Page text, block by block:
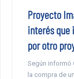
Proyecto
interés que
por otro
Según informó
la compra de